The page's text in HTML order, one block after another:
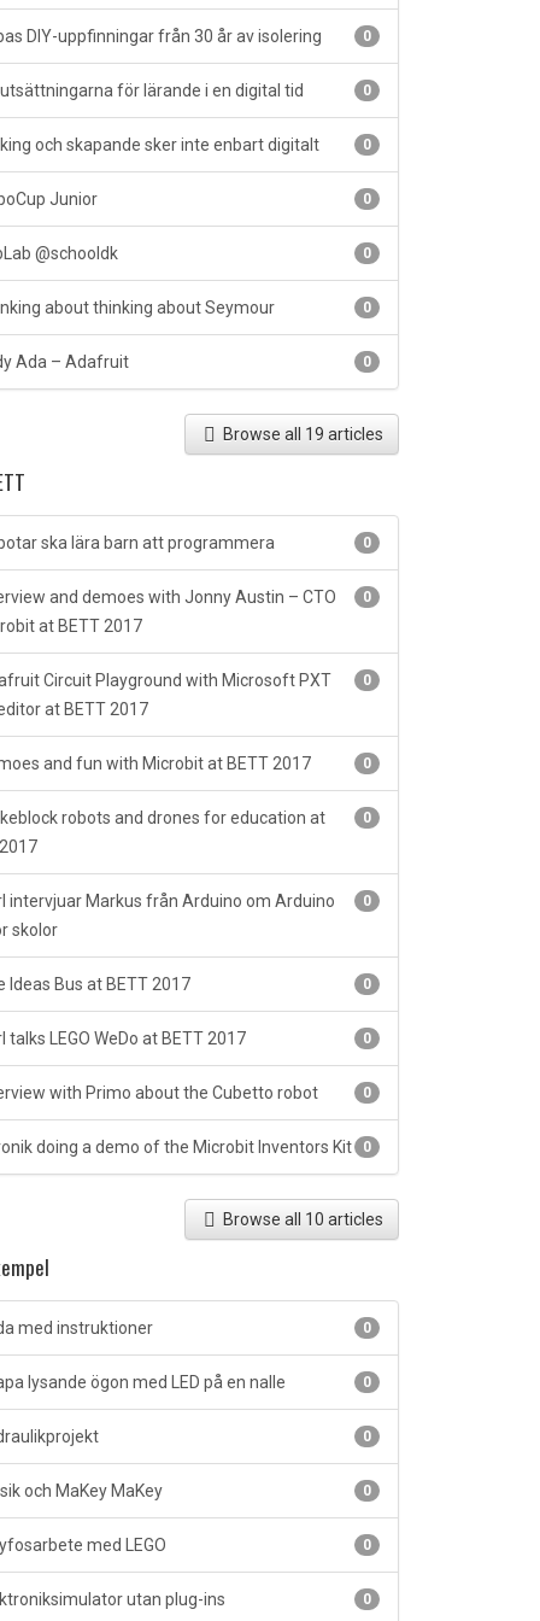
0
DIY-uppfinningar från 30 år av isolering
0
för lärande i en digital tid
0
och skapande sker inte enbart digitalt
0
Junior
0
@schooldk
0
about thinking about Seymour
0
Ada – Adafruit
Browse all 19 articles
0
ska lära barn att programmera
0
and demoes with Jonny Austin – CTO
at BETT 2017
0
Circuit Playground with Microsoft PXT
at BETT 2017
0
and fun with Microbit at BETT 2017
0
robots and drones for education at
0
intervjuar Markus från Arduino om Arduino
skolor
0
Ideas Bus at BETT 2017
0
talks LEGO WeDo at BETT 2017
0
with Primo about the Cubetto robot
0
doing a demo of the Microbit Inventors Kit
Browse all 10 articles
0
med instruktioner
0
lysande ögon med LED på en nalle
0
0
och MaKey MaKey
0
med LEGO
0
utan plug-ins